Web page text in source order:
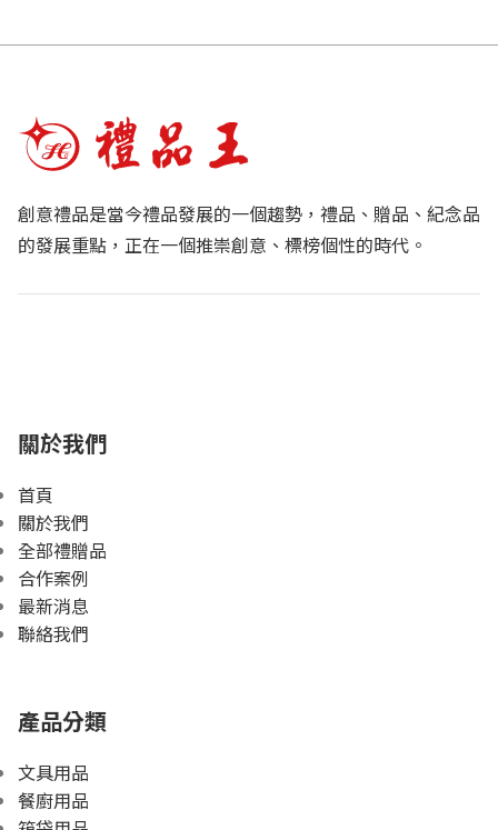
創意禮品是當今禮品發展的一個趨勢，禮品、贈品、紀念品
的發展重點，正在一個推崇創意、標榜個性的時代。
關於我們
首頁
關於我們
全部禮贈品
合作案例
最新消息
聯絡我們
產品分類
文具用品
餐廚用品